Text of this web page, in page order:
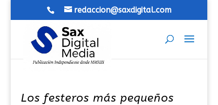
redaccion@saxdigital.com
Los festeros más pequeños